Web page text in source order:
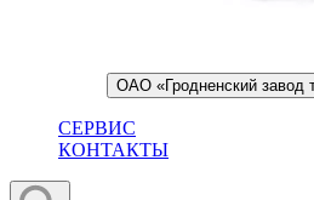
ОАО «Гродненский завод
СЕРВИС
КОНТАКТЫ